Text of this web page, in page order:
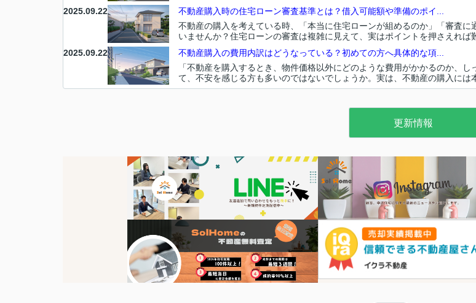
2025.09.22
不動産購入時の住宅ローン審査基準とは？借入可能額や準備のポイ...
不動産の購入を考えている時、「本当に住宅ローンが組めるのか」「審査
いませんか？住宅ローンの審査は複雑に見えて、実はポイントを押さえれば
2025.09.22
不動産購入の費用内訳はどうなっている？初めての方へ具体的な項...
「不動産を購入するとき、物件価格以外にどのような費用がかかるのか、
て、不安を感じる方も多いのではないでしょうか。実は、不動産の購入には
更新情報